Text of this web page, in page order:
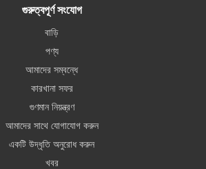
গুরুত্বপূর্ণ সংযোগ
বাড়ি
পণ্য
আমাদের সম্বন্ধে
কারখানা সফর
গুণমান নিয়ন্ত্রণ
আমাদের সাথে যোগাযোগ করুন
একটি উদ্ধৃতি অনুরোধ করুন
খবর